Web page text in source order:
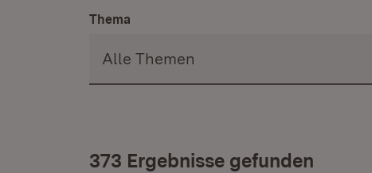
Thema
373 Ergebnisse gefunden